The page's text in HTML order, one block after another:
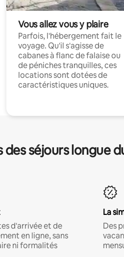
Vous allez vous y plaire
Parfois, l'hébergement fait le
voyage. Qu'il s'agisse de
cabanes à flanc de falaise ou
de péniches tranquilles, ces
locations sont dotées de
caractéristiques uniques.
séjours longue
d'arrivée et de
en ligne, sans
ni formalités
La
Des